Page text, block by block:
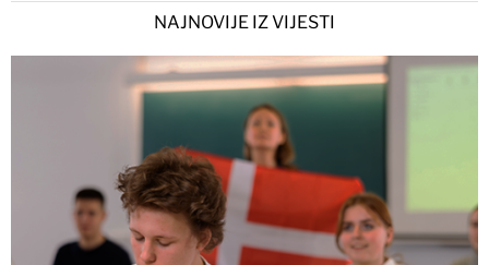
NAJNOVIJE IZ VIJESTI